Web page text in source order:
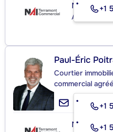
+1
NAI
Agence
Paul-Éric
Courtier
commercial
+1
+1
NAI